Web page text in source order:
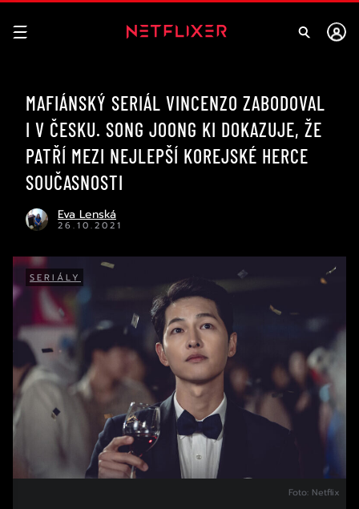
MAFIÁNSKÝ SERIÁL VINCENZO ZABODOVAL
I V ČESKU. SONG JOONG KI DOKAZUJE, ŽE
PATŘÍ MEZI NEJLEPŠÍ KOREJSKÉ HERCE
SOUČASNOSTI
Eva Lenská
26.10.2021
SERIÁLY
Foto: Netflix